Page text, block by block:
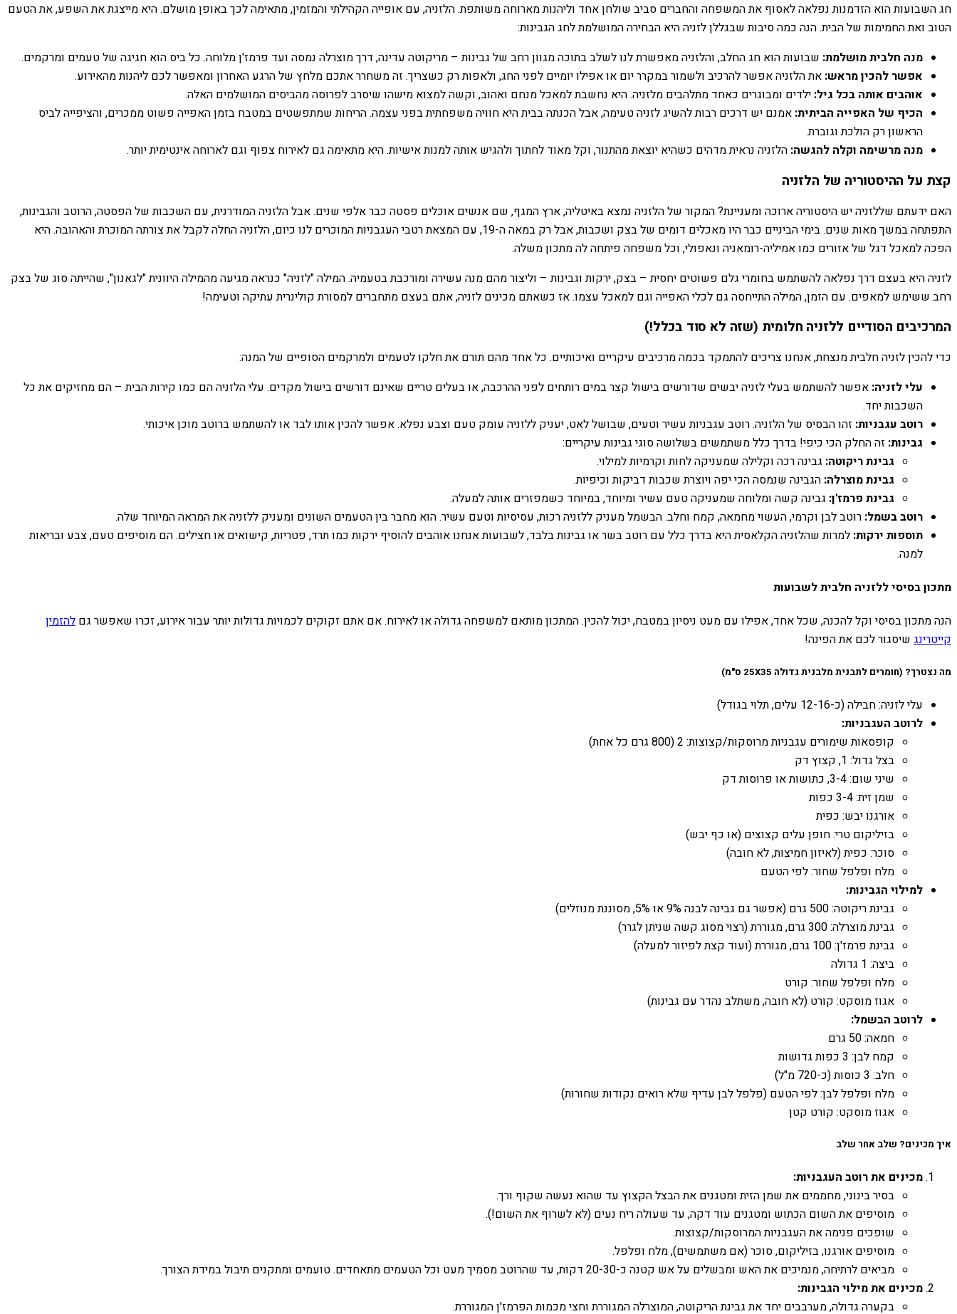
חג השבועות הוא הזדמנות נפלאה לאסוף את המשפחה והחברים סביב שולחן אחד וליהנות מארוחה משותפת. הלזניה, עם אופייה הקהילתי והמזמין, מתאימה לכך באופן מושלם. היא מייצגת את השפע, את הטעם
הטוב ואת החמימות של הבית. הנה כמה סיבות שבגללן לזניה היא הבחירה המושלמת לחג הגבינות:
מנה חלבית מושלמת: שבועות הוא חג החלב, והלזניה מאפשרת לנו לשלב בתוכה מגוון רחב של גבינות – מריקוטה עדינה, דרך מוצרלה נמסה ועד פרמז'ן מלוחה. כל ביס הוא חגיגה של טעמים ומרקמים.
אפשר להכין מראש: את הלזניה אפשר להרכיב ולשמור במקרר יום או אפילו יומיים לפני החג, ולאפות רק כשצריך. זה משחרר אתכם מלחץ של הרגע האחרון ומאפשר לכם ליהנות מהאירוע.
אוהבים אותה בכל גיל: ילדים ומבוגרים כאחד מתלהבים מלזניה. היא נחשבת למאכל מנחם ואהוב, וקשה למצוא מישהו שיסרב לפרוסה מהביסים המושלמים האלה.
הכיף של האפייה הביתית: אמנם יש דרכים רבות להשיג לזניה טעימה, אבל הכנתה בבית היא חוויה משפחתית בפני עצמה. הריחות שמתפשטים במטבח בזמן האפייה פשוט ממכרים, והציפייה לביס
הראשון רק הולכת וגוברת.
מנה מרשימה וקלה להגשה: הלזניה נראית מדהים כשהיא יוצאת מהתנור, וקל מאוד לחתוך ולהגיש אותה למנות אישיות. היא מתאימה גם לאירוח צפוף וגם לארוחה אינטימית יותר.
קצת על ההיסטוריה של הלזניה
האם ידעתם שללזניה יש היסטוריה ארוכה ומעניינת? המקור של הלזניה נמצא באיטליה, ארץ המגף, שם אנשים אוכלים פסטה כבר אלפי שנים. אבל הלזניה המודרנית, עם השכבות של הפסטה, הרוטב והגבינות,
התפתחה במשך מאות שנים. בימי הביניים כבר היו מאכלים דומים של בצק ושכבות, אבל רק במאה ה-19, עם המצאת רטבי העגבניות המוכרים לנו כיום, הלזניה החלה לקבל את צורתה המוכרת והאהובה. היא
הפכה למאכל דגל של אזורים כמו אמיליה-רומאניה ונאפולי, וכל משפחה פיתחה לה מתכון משלה.
לזניה היא בעצם דרך נפלאה להשתמש בחומרי גלם פשוטים יחסית – בצק, ירקות וגבינות – וליצור מהם מנה עשירה ומורכבת בטעמיה. המילה "לזניה" כנראה מגיעה מהמילה היוונית "לגאנון", שהייתה סוג של בצק
רחב ששימש למאפים. עם הזמן, המילה התייחסה גם לכלי האפייה וגם למאכל עצמו. אז כשאתם מכינים לזניה, אתם בעצם מתחברים למסורת קולינרית עתיקה וטעימה!
המרכיבים הסודיים ללזניה חלומית (שזה לא סוד בכלל!)
כדי להכין לזניה חלבית מנצחת, אנחנו צריכים להתמקד בכמה מרכיבים עיקריים ואיכותיים. כל אחד מהם תורם את חלקו לטעמים ולמרקמים הסופיים של המנה:
עלי לזניה: אפשר להשתמש בעלי לזניה יבשים שדורשים בישול קצר במים רותחים לפני ההרכבה, או בעלים טריים שאינם דורשים בישול מקדים. עלי הלזניה הם כמו קירות הבית – הם מחזיקים את כל
השכבות יחד.
רוטב עגבניות: זהו הבסיס של הלזניה. רוטב עגבניות עשיר וטעים, שבושל לאט, יעניק ללזניה עומק טעם וצבע נפלא. אפשר להכין אותו לבד או להשתמש ברוטב מוכן איכותי.
גבינות: זה החלק הכי כיפי! בדרך כלל משתמשים בשלושה סוגי גבינות עיקריים:
גבינת ריקוטה: גבינה רכה וקלילה שמעניקה לחות וקרמיות למילוי.
גבינת מוצרלה: הגבינה שנמסה הכי יפה ויוצרת שכבות דביקות וכיפיות.
גבינת פרמז'ן: גבינה קשה ומלוחה שמעניקה טעם עשיר ומיוחד, במיוחד כשמפזרים אותה למעלה.
רוטב בשמל: רוטב לבן וקרמי, העשוי מחמאה, קמח וחלב. הבשמל מעניק ללזניה רכות, עסיסיות וטעם עשיר. הוא מחבר בין הטעמים השונים ומעניק ללזניה את המראה המיוחד שלה.
תוספות ירקות: למרות שהלזניה הקלאסית היא בדרך כלל עם רוטב בשר או גבינות בלבד, לשבועות אנחנו אוהבים להוסיף ירקות כמו תרד, פטריות, קישואים או חצילים. הם מוסיפים טעם, צבע ובריאות
למנה.
מתכון בסיסי ללזניה חלבית לשבועות
הנה מתכון בסיסי וקל להכנה, שכל אחד, אפילו עם מעט ניסיון במטבח, יכול להכין. המתכון מותאם למשפחה גדולה או לאירוח. אם אתם זקוקים לכמויות גדולות יותר עבור אירוע, זכרו שאפשר גם להזמין
קייטרינג שיסגור לכם את הפינה!
מה נצטרך? (חומרים לתבנית מלבנית גדולה 25X35 ס"מ)
עלי לזניה: חבילה (כ-12-16 עלים, תלוי בגודל)
לרוטב העגבניות:
קופסאות שימורים עגבניות מרוסקות/קצוצות: 2 (800 גרם כל אחת)
בצל גדול: 1, קצוץ דק
שיני שום: 3-4, כתושות או פרוסות דק
שמן זית: 3-4 כפות
אורגנו יבש: כפית
בזיליקום טרי: חופן עלים קצוצים (או כף יבש)
סוכר: כפית (לאיזון חמיצות, לא חובה)
מלח ופלפל שחור: לפי הטעם
למילוי הגבינות:
גבינת ריקוטה: 500 גרם (אפשר גם גבינה לבנה 9% או 5%, מסוננת מנוזלים)
גבינת מוצרלה: 300 גרם, מגוררת (רצוי מסוג קשה שניתן לגרר)
גבינת פרמז'ן: 100 גרם, מגוררת (ועוד קצת לפיזור למעלה)
ביצה: 1 גדולה
מלח ופלפל שחור: קורט
אגוז מוסקט: קורט (לא חובה, משתלב נהדר עם גבינות)
לרוטב הבשמל:
חמאה: 50 גרם
קמח לבן: 3 כפות גדושות
חלב: 3 כוסות (כ-720 מ"ל)
מלח ופלפל לבן: לפי הטעם (פלפל לבן עדיף שלא רואים נקודות שחורות)
אגוז מוסקט: קורט קטן
איך מכינים? שלב אחר שלב
מכינים את רוטב העגבניות:
בסיר בינוני, מחממים את שמן הזית ומטגנים את הבצל הקצוץ עד שהוא נעשה שקוף ורך.
מוסיפים את השום הכתוש ומטגנים עוד דקה, עד שעולה ריח נעים (לא לשרוף את השום!).
שופכים פנימה את העגבניות המרוסקות/קצוצות.
מוסיפים אורגנו, בזיליקום, סוכר (אם משתמשים), מלח ופלפל.
מביאים לרתיחה, מנמיכים את האש ומבשלים על אש קטנה כ-20-30 דקות, עד שהרוטב מסמיך מעט וכל הטעמים מתאחדים. טועמים ומתקנים תיבול במידת הצורך.
מכינים את מילוי הגבינות:
בקערה גדולה, מערבבים יחד את גבינת הריקוטה, המוצרלה המגוררת וחצי מכמות הפרמז'ן המגוררת.